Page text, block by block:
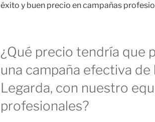
éxito y buen precio en campañas
¿Qué precio tendría que
una campaña efectiva de
Legarda, con nuestro
profesionales?